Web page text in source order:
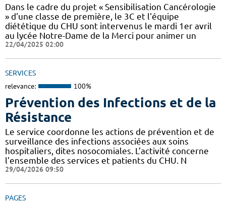
Dans le cadre du projet « Sensibilisation Cancérologie
» d'une classe de première, le 3C et l'équipe
diététique du CHU sont intervenus le mardi 1er avril
au lycée Notre-Dame de la Merci pour animer un
22/04/2025 02:00
SERVICES
relevance: 100%
Prévention des Infections et de la
Résistance
Le service coordonne les actions de prévention et de
surveillance des infections associées aux soins
hospitaliers, dites nosocomiales. L’activité concerne
l’ensemble des services et patients du CHU. N
29/04/2026 09:50
PAGES